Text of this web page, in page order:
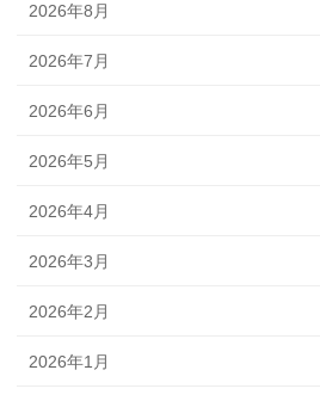
2026年8月
2026年7月
2026年6月
2026年5月
2026年4月
2026年3月
2026年2月
2026年1月